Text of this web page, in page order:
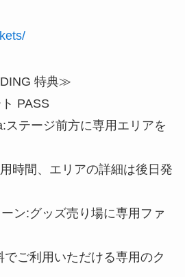
特典≫
PASS
ステージ前方に専用エリアを
時間、エリアの詳細は後日発
ン:グッズ売り場に専用ファ
でご利用いただける専用のク